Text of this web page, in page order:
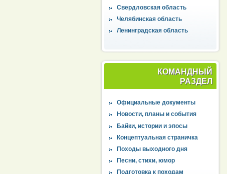
Свердловская область
Челябинская область
Ленинградская область
КОМАНДНЫЙ
РАЗДЕЛ
Официальные документы
Новости, планы и события
Байки, истории и эпосы
Концептуальная страничка
Походы выходного дня
Песни, стихи, юмор
Подготовка к походам